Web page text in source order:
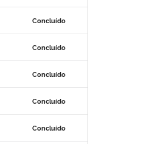
Concluído
Concluído
Concluído
Concluído
Concluído